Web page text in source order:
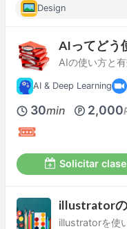
Design
AIってどう
AIの使い方と
AI & Deep Learning
30min 2,000
Solicitar clase
illustrator
illustratorを使